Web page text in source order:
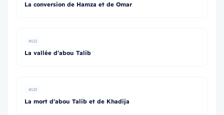
La conversion de Hamza et de Omar
#122
La vallée d’abou Talib
#123
La mort d’abou Talib et de Khadija